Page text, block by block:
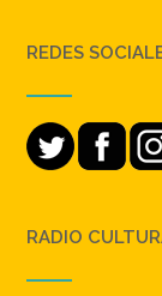
REDES
RADIO